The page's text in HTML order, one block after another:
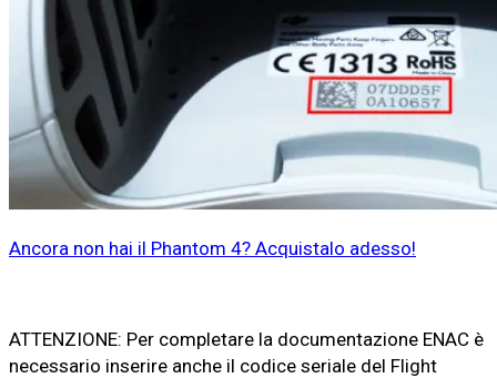
Ancora non hai il Phantom 4? Acquistalo adesso!
ATTENZIONE: Per completare la documentazione ENAC è
necessario inserire anche il codice seriale del Flight